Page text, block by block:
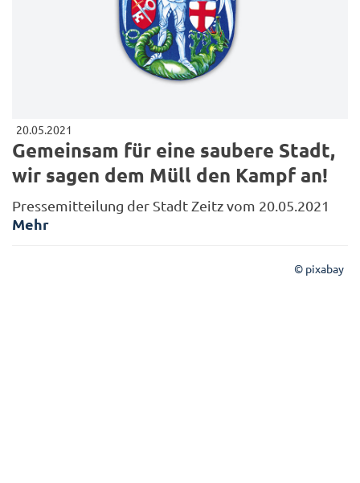
20.05.2021
Gemeinsam für eine saubere Stadt,
wir sagen dem Müll den Kampf an!
Pressemitteilung der Stadt Zeitz vom 20.05.2021
Mehr
© pixabay